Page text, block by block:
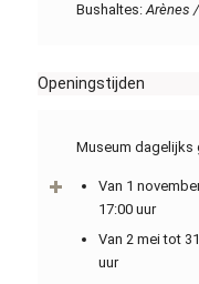
Bushaltes:Arènes
Openingstijden
Museum dagelijks
Van 1
17:00 uur
Van 2 mei tot
uur